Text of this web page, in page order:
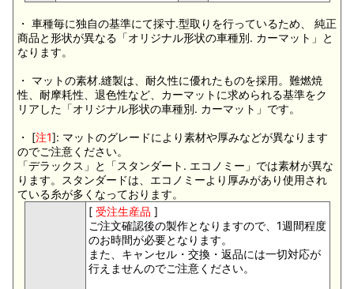
・ 車種毎に独自の基準にて採寸.型取りを行っているため、 純正
商品と形状が異なる「オリジナル形状の車種別. カーマット」と
なります。
・ マットの素材.縫製は、耐久性に優れたものを採用。難燃焼
性、耐摩耗性、退色性など、カーマットに求められる基準をク
リアした「オリジナル形状の車種別. カーマット」です。
・ [注1]: マットのグレードにより素材や厚みなどが異なります
のでご注意ください。
「デラックス」と「スタンダート. エコノミー」では素材が異な
ります。スタンダードは、エコノミーより厚みがあり使用され
ている糸が多くなっております。
[ 受注生産品 ]
ご注文確認後の製作となりますので、1週間程度
のお時間が必要となります。
また、キャンセル・交換・返品には一切対応が
行えませんのでご注意ください。